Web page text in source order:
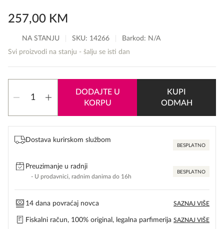
257,00 KM
NA STANJU SKU: 14266
Barkod: N/A
Svi proizvodi na stanju - šalju se isti dan
De
Ambre
količina
DODAJTE U
KORPU
KUPI
ODMAH
Dostava kurirskom službom
BESPLATNO
Preuzimanje u radnji
- U prodavnici, radnim danima do 16h
BESPLATNO
14 dana povraćaj novca SAZNAJ VIŠE
Fiskalni račun, 100% original, legalna parfimerija SAZNAJ VIŠE